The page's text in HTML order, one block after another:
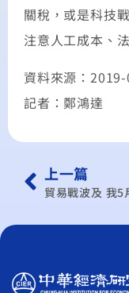
關稅，或是科技
注意人工成本、
資料來源：
記者：鄭鴻達
上一篇